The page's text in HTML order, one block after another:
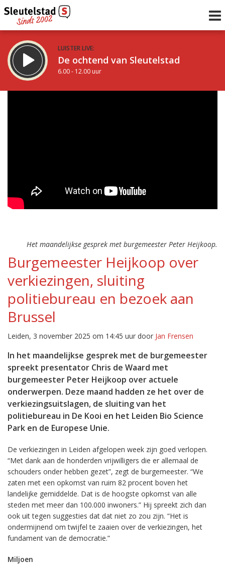
LUISTER LIVE:
De ochtend van Sleutelstad
6.00 - 12.00 uur
Het maandelijkse gesprek met burgemeester Peter Heijkoop.
Burgemeester Heijkoop over
verkiezingen, sluiting
politiebureau en bezoek aan
Brussel
Leiden, 3 november 2025 om 14:45 uur door Jan Frensen
In het maandelijkse gesprek met de burgemeester
spreekt presentator Chris de Waard met
burgemeester Peter Heijkoop over actuele
onderwerpen. Deze maand hadden ze het over de
verkiezingsuitslagen, de sluiting van het
politiebureau in De Kooi en het Leiden Bio Science
Park en de Europese Unie.
De verkiezingen in Leiden afgelopen week zijn goed verlopen.
“Met dank aan de honderden vrijwilligers die er allemaal de
schouders onder hebben gezet”, zegt de burgemeester. “We
zaten met een opkomst van ruim 82 procent boven het
landelijke gemiddelde. Dat is de hoogste opkomst van alle
steden met meer dan 100.000 inwoners.” Hij spreekt zich dan
ook uit tegen suggesties dat dat niet zo zou zijn. “Het is
ondermijnend om twijfel te zaaien over de verkiezingen, het
fundament van de democratie.”
Miljoen